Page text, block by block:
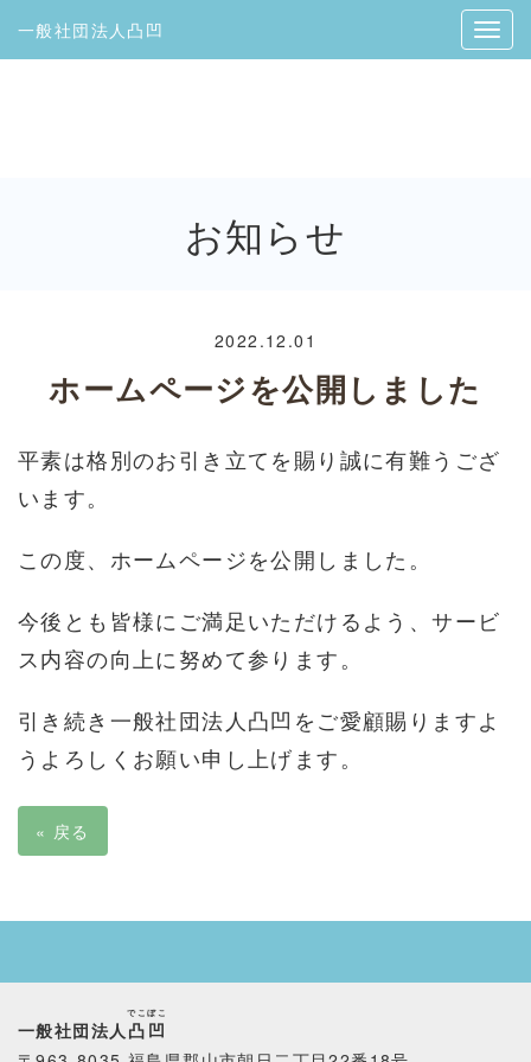
一般社団法人凸凹
お知らせ
2022.12.01
ホームページを公開しました
平素は格別のお引き立てを賜り誠に有難うござ
います。
この度、ホームページを公開しました。
今後とも皆様にご満足いただけるよう、サービ
ス内容の向上に努めて参ります。
引き続き一般社団法人凸凹をご愛顧賜りますよ
うよろしくお願い申し上げます。
« 戻る
一般社団法人 凸凹
でこぼこ